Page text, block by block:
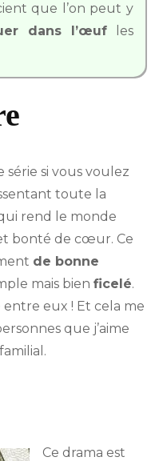
que l’on peut y
dans l’œuf les
si vous voulez
toute la
rend le monde
bonté de cœur. Ce
de bonne
mais bien ficelé.
entre eux ! Et cela me
que j’aime
Ce drama est